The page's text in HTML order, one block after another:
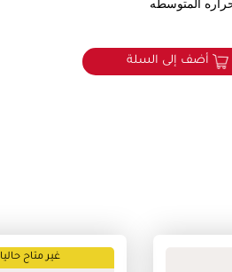
المتوسطه
أضف إلى السلة
غير متاح حاليا